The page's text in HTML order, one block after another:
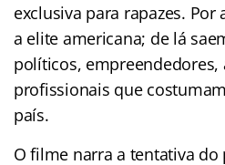
exclusiva para rapazes. Por
a elite americana; de lá
políticos, empreendedores,
profissionais que
país.
O filme narra a tentativa